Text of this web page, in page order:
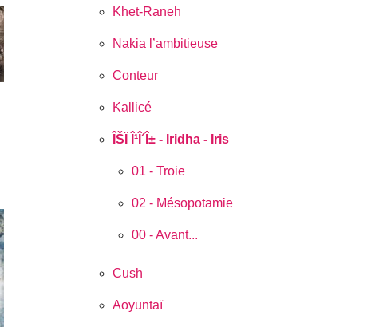
Khet-Raneh
Nakia l’ambitieuse
Conteur
Kallicé
ÎŠÏ Î¹Î´Î± - Iridha - Iris
01 - Troie
02 - Mésopotamie
00 - Avant...
Cush
Aoyuntaï